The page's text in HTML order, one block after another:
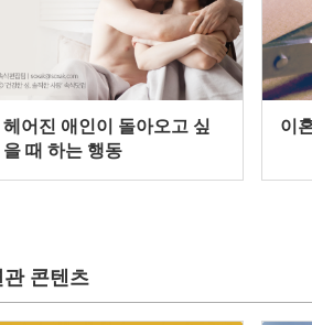
헤어진 애인이 돌아오고 싶
을 때 하는 행동
이
관 콘텐츠